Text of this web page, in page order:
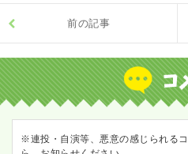
前の記事
※連投・自演等、悪意の感じられるコ